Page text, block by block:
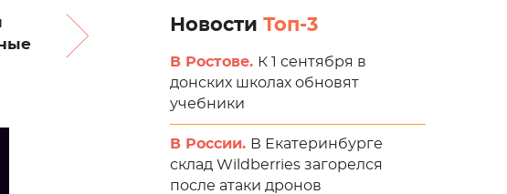
Новости Топ-3
В Ростове. К 1 сентября в
донских школах обновят
учебники
В России. В Екатеринбурге
склад Wildberries загорелся
после атаки дронов